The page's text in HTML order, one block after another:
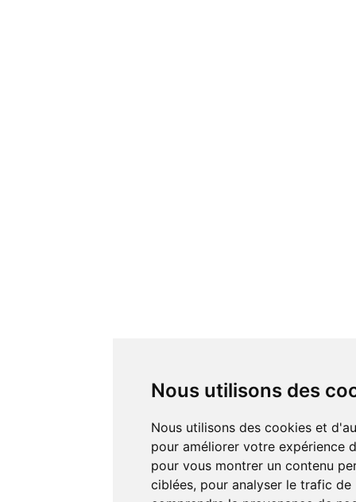
Nous utilisons des
Nous utilisons des cookies et d'autres technologies de suivi
pour améliorer votre expérience
pour vous montrer un contenu
ciblées, pour analyser le trafic